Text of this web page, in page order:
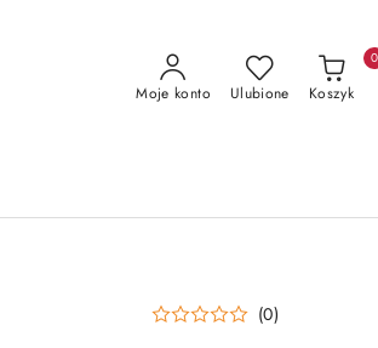
Moje konto Ulubione Koszyk
0
(0)